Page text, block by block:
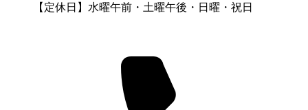
【定休日】水曜午前・土曜午後・日曜・祝日